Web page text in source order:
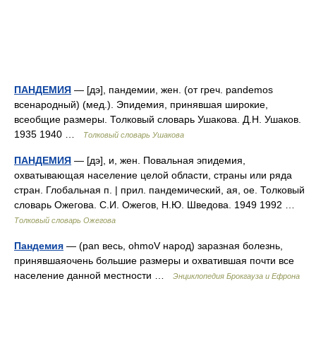
ПАНДЕМИЯ — [дэ], пандемии, жен. (от греч. pandemos
всенародный) (мед.). Эпидемия, принявшая широкие,
всеобщие размеры. Толковый словарь Ушакова. Д.Н. Ушаков.
1935 1940 …
Толковый словарь Ушакова
ПАНДЕМИЯ — [дэ], и, жен. Повальная эпидемия,
охватывающая население целой области, страны или ряда
стран. Глобальная п. | прил. пандемический, ая, ое. Толковый
словарь Ожегова. С.И. Ожегов, Н.Ю. Шведова. 1949 1992 …
Толковый словарь Ожегова
Пандемия — (pan весь, ohmoV народ) заразная болезнь,
принявшаяочень большие размеры и охватившая почти все
население данной местности …
Энциклопедия Брокгауза и Ефрона